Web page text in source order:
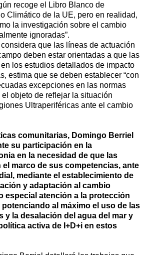
recoge el Libro Blanco de
Climático de la UE, pero en realidad,
la investigación sobre el cambio
ignoradas”.
que las líneas de actuación
deben estar orientadas a que las
los estudios detallados de impacto
estima que se deben establecer “con
excepciones en las normas
objeto de reflejar la situación
Ultraperiféricas ante el cambio
comunitarias, Domingo Berriel
su participación en la
en la necesidad de que las
el marco de sus competencias, ante
mediante el establecimiento de
y adaptación al cambio
especial atención a la protección
al máximo el uso de las
y la desalación del agua del mar y
activa de I+D+i en estos